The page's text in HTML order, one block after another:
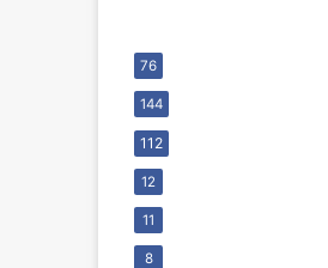
76
144
112
12
11
8